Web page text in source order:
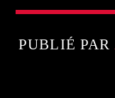
PUBLIÉ PAR